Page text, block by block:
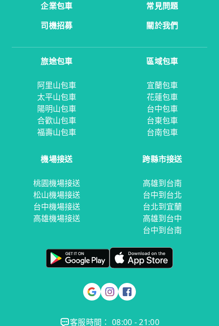
企業包車
常見問題
司機招募
關於我們
旅途包車
阿里山包車
太平山包車
陽明山包車
合歡山包車
福壽山包車
區域包車
宜蘭包車
花蓮包車
台中包車
台東包車
台南包車
機場接送
桃園機場接送
松山機場接送
台中機場接送
高雄機場接送
跨縣市接送
高雄到台南
台中到台北
台北到宜蘭
高雄到台中
台中到台南
客服時間： 08:00 - 21:00